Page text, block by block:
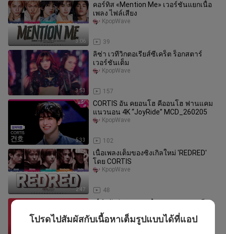
3:06
คอร์ทิส «Mention Me» เวอร์ชันแยกเนื้อ
เพลง ไฟล์เสียง
39
KpopWave
3:53
ลิซ่า เวทีวิกตอเรียส์ซีเคร็ต ร็อกสตาร์
เวอร์ชันเต็ม
157
KpopWave
5:33
CORTIS อัน คยอนโฮ คีออนโฮ ฟานแคม
แนวนอน 4K “JoyRide” MCD_260205
102
KpopWave
2:47
เนื้อเพลงเต็มของซิงเกิลใหม่ 'REDRED'
โดย CORTIS
48
KpopWave
【กำลังถ่ายทอดสด】การแสดงดนตรีสด
ของวง CORTIS “REDRED”
KpopWave
โปรดไปสัมผัสกับเนื้อหาเต็มรูปแบบได้ที่แอป